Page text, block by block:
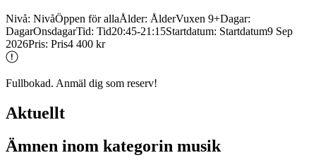
Nivå: NivåÖppen för allaÅlder: ÅlderVuxen 9+Dagar:
DagarOnsdagarTid: Tid20:45-21:15Startdatum: Startdatum9 Sep
2026Pris: Pris4 400 kr
Fullbokad. Anmäl dig som reserv!
Aktuellt
Ämnen inom kategorin musik